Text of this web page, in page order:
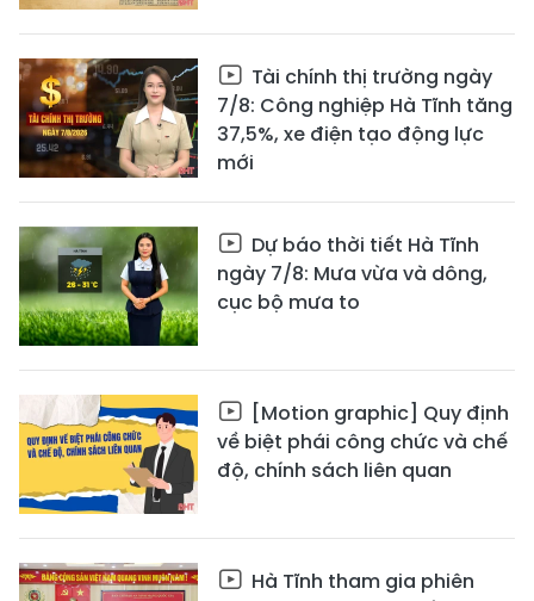
Tài chính thị trường ngày
7/8: Công nghiệp Hà Tĩnh tăng
37,5%, xe điện tạo động lực
mới
Dự báo thời tiết Hà Tĩnh
ngày 7/8: Mưa vừa và dông,
cục bộ mưa to
[Motion graphic] Quy định
về biệt phái công chức và chế
độ, chính sách liên quan
Hà Tĩnh tham gia phiên